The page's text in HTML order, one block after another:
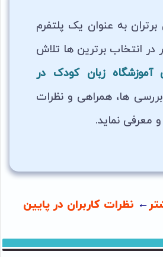
به عنوان یک پلتفرم
در انتخاب برترین ها تلاش
آموزشگاه زبان کودک در
بررسی ها، همراهی و نظرات
معرفی نماید.
← نظرات کاربران در پایین